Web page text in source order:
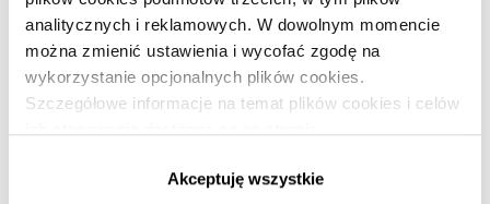
analitycznych i reklamowych. W dowolnym momencie
można zmienić ustawienia i wycofać zgodę na
wykorzystanie opcjonalnych plików cookies.
Szczegółowe informacje na temat plików cookies i celów
Akceptuję wszystkie
dziś przyczyniają się do odbudowy jej naturalnego
bogactwa.